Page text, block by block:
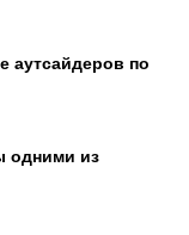
аутсайдеров по
одними из